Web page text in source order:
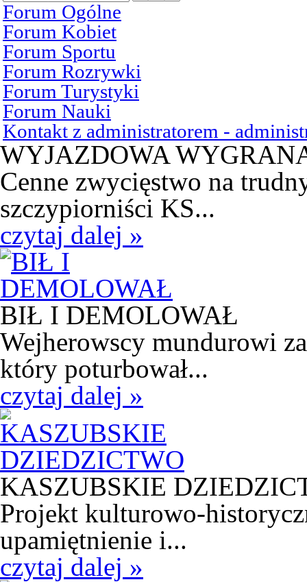
Forum Ogólne
Forum Kobiet
Forum Sportu
Forum Rozrywki
Forum Turystyki
Forum Nauki
Kontakt z administratorem -
WYJAZDOWA
Cenne zwycięstwo na
szczypiorniści KS...
czytaj dalej »
BIŁ I DEMOLOWAŁ
Wejherowscy mundurowi
który poturbował...
czytaj dalej »
KASZUBSKIE
Projekt kulturowo-
upamiętnienie i...
czytaj dalej »